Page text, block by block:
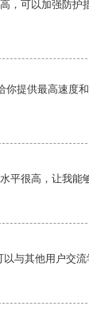
，可以加强防护
你提供最高速度
平很高，让我能
与其他用户交流